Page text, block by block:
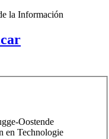
la Información
Oostende
en Technologie